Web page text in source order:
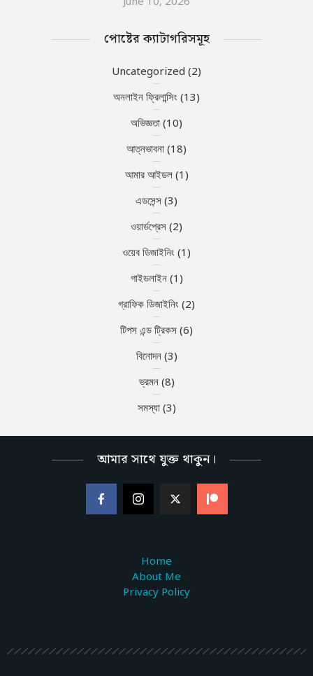
পোষ্টের ক্যাটাগরিসমূহ
Uncategorized (2)
অনলাইন ফ্রিলান্সিং (13)
অভিজ্ঞতা (10)
আত্নভাবনা (18)
আমার আইডল(1)
এডসেন্স (3)
ওয়ার্ডপ্রেস (2)
ওয়েব ডিজাইনিং (1)
গাইডলাইন(1)
গ্রাফিক ডিজাইনিং (2)
টিপস এন্ড ট্রিকস (6)
বিনোদন(3)
ভ্রমন(8)
সমস্যা(3)
আমার সাথে যুক্ত থাকুন।
Home
About Me
Privacy Policy